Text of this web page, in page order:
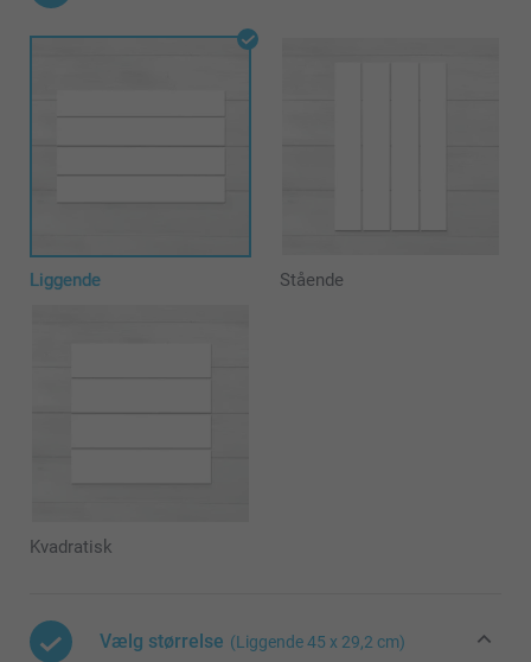
Liggende Stående
Kvadratisk
Vælg størrelse (Liggende 45 x 29,2 cm)